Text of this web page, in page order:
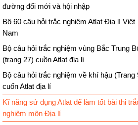
đường đổi mới và hội nhập
Bộ 60 câu hỏi trắc nghiệm Atlat Địa lí Việt
Nam
Bộ câu hỏi trắc nghiệm vùng Bắc Trung
(trang 27) cuồn Atlat địa lí
Bộ câu hỏi trắc nghiệm về khí hậu (Trang
cuốn Atlat địa lí
Kĩ năng sử dụng Atlat để làm tốt bài thi
nghiệm môn Địa lí